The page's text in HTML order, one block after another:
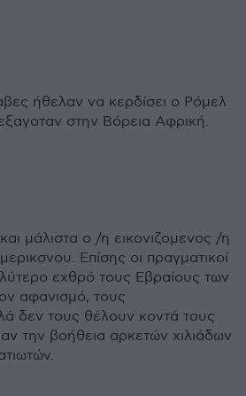
ήθελαν να κερδίσει ο Ρόμελ
στην Βόρεια Αφρική.
μάλιστα ο /η εικονιζομενος /η
Επίσης οι πραγματικοί
εχθρό τους Εβραίους των
αφανισμό, τους
δεν τους θέλουν κοντά τους
την βοήθεια αρκετών χιλιάδων